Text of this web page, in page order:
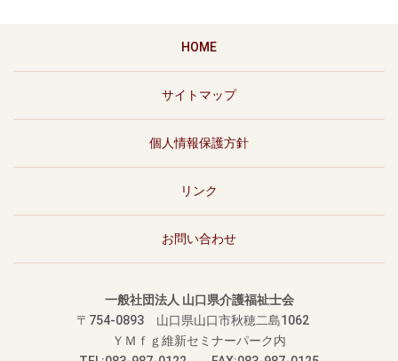
HOME
サイトマップ
個人情報保護方針
リンク
お問い合わせ
一般社団法人 山口県介護福祉士会
〒754-0893 山口県山口市秋穂二島1062
ＹＭｆｇ維新セミナーパーク内